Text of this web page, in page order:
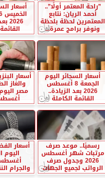
”راحة المعتمر أولًا”..
أحمد الريان: نتابع
المعتمرين لحظة بلحظة
ونوفر برامج عمرة...
أسعار
أسعار السجائر اليوم
الجمعة 8 أغسطس
2026 بعد الزيادة..
القائمة الكاملة
أسعار
والغاز
أغسطس
رسميًا.. موعد صرف
مرتبات شهر أغسطس
2026 وجدول صرف
الرواتب لجميع الجهات
أسعار
والجرام